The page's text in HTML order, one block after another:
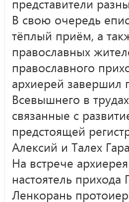
представители
В свою очередь
тёплый приём, а
православных
православного
архиерей
Всевышнего в
связанные с
предстоящей
Алексий и Талех
На встрече
настоятель
Ленкорань